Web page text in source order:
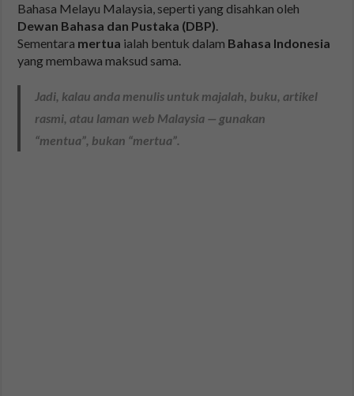
Bahasa Melayu Malaysia, seperti yang disahkan oleh
Dewan Bahasa dan Pustaka (DBP).
Sementara mertua ialah bentuk dalam Bahasa Indonesia
yang membawa maksud sama.
Jadi, kalau anda menulis untuk majalah, buku, artikel
rasmi, atau laman web Malaysia — gunakan
“mentua”, bukan “mertua”.